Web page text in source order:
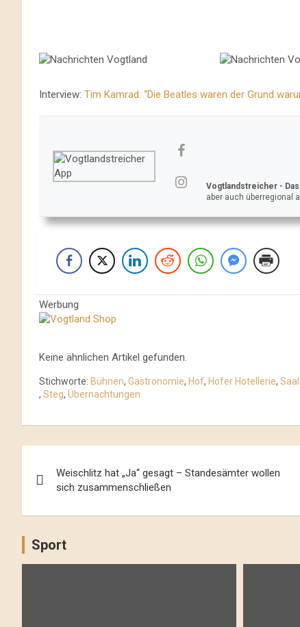
Interview: Tim Kamrad: “Die Beatles waren der Grund
Vogtlandstreicher -
aber auch überregional
Werbung
Keine ähnlichen Artikel gefunden.
Stichworte: Bühnen, Gastronomie, Hof, Hofer Hotellerie,
, Steg, Übernachtungen
Navigation
Weischlitz hat „Ja“ gesagt – Standesämter wollen
sich zusammenschließen
Sport